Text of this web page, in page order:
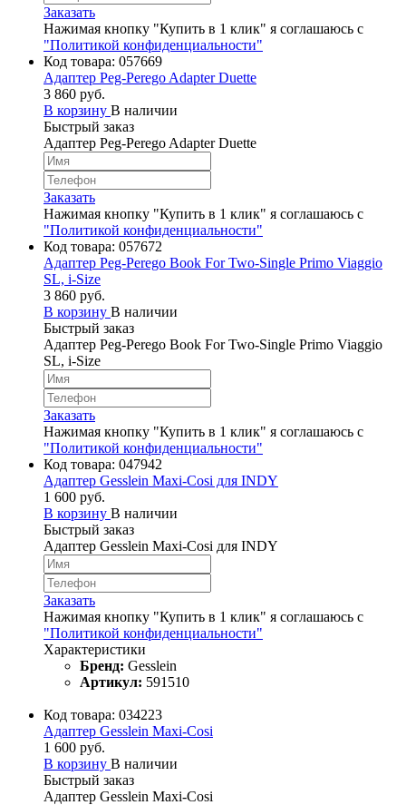
Заказать
Нажимая кнопку "Купить в 1 клик" я соглашаюсь с
"Политикой конфиденциальности"
Код товара: 057669
Адаптер Peg-Perego Adapter Duette
3 860 руб.
В корзину В наличии
Быстрый заказ
Адаптер Peg-Perego Adapter Duette
Заказать
Нажимая кнопку "Купить в 1 клик" я соглашаюсь с
"Политикой конфиденциальности"
Код товара: 057672
Адаптер Peg-Perego Book For Two-Single Primo Viaggio
SL, i-Size
3 860 руб.
В корзину В наличии
Быстрый заказ
Адаптер Peg-Perego Book For Two-Single Primo Viaggio
SL, i-Size
Заказать
Нажимая кнопку "Купить в 1 клик" я соглашаюсь с
"Политикой конфиденциальности"
Код товара: 047942
Адаптер Gesslein Maxi-Cosi для INDY
1 600 руб.
В корзину В наличии
Быстрый заказ
Адаптер Gesslein Maxi-Cosi для INDY
Заказать
Нажимая кнопку "Купить в 1 клик" я соглашаюсь с
"Политикой конфиденциальности"
Характеристики
Бренд: Gesslein
Артикул: 591510
Код товара: 034223
Адаптер Gesslein Maxi-Cosi
1 600 руб.
В корзину В наличии
Быстрый заказ
Адаптер Gesslein Maxi-Cosi